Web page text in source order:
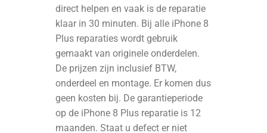
direct helpen en vaak is de reparatie
klaar in 30 minuten. Bij alle iPhone 8
Plus reparaties wordt gebruik
gemaakt van originele onderdelen.
De prijzen zijn inclusief BTW,
onderdeel en montage. Er komen dus
geen kosten bij. De garantieperiode
op de iPhone 8 Plus reparatie is 12
maanden. Staat u defect er niet